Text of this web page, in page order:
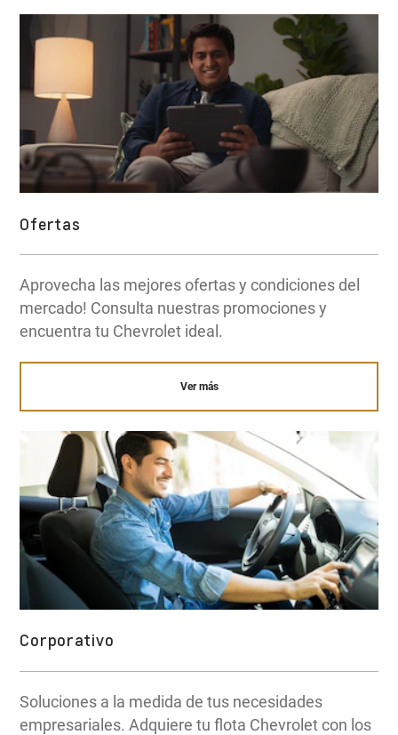
Ofertas
Aprovecha las mejores ofertas y condiciones del
mercado! Consulta nuestras promociones y
encuentra tu Chevrolet ideal.
Ver más
Corporativo
Soluciones a la medida de tus necesidades
empresariales. Adquiere tu flota Chevrolet con los